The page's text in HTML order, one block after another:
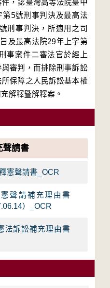
，認臺灣高等法院臺中
5號刑事判決及最高法
刑事判決，所適用之司
及最高法院29年上字第
事案件二審法官於經上
審判，而排除刑事訴訟
保障之人民訴訟基本權
解釋暨解釋案。
聲請書
憲聲請書_OCR
聲請補充理由書
）_OCR
法訴訟補充理由書